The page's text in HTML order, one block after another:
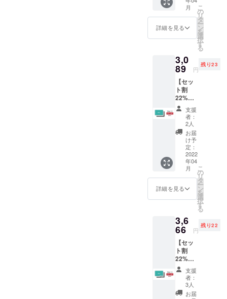
※超過し
ている
文字は
省略さ
くださ
い
の製品
保証あ
り ■備
考欄に
を記入
してく
ださい
※日本語
は最大
15文
字、英
語は最
大23文
字まで
印字可
能です
※超過し
ている
文字は
省略さ
れます
い
2,115円
（税
込・送
料込）
■３色か
みのカ
ラーを
お選び
くださ
い ■４
月中旬
を目安
にお届
けを予
定して
おりま
す ■製
品発送
日より
３ヶ月
の製品
保証あ
トした
い文字
を記入
してく
ださい
※日本語
は最大
15文
字、英
語は最
月
詳細を見る
こ
の
リ
タ
ー
ン
を
選
択
す
る
3,0
89 円
残り23
【セッ
ト割
22%OF
F】
Macy
カード
２枚
（印字
なし）
■価格：
3,089円
（税
込・送
料込）
■３色か
らお好
ラーを
お選び
くださ
い ■４
月中旬
を目安
にお届
けを予
定して
おりま
支援
者：
2人
お届
け予
定：
2022
年04
月
詳細を見る
こ
の
リ
タ
ー
ン
を
選
択
す
る
3,6
66 円
残り22
【セッ
ト割
22%OF
F】
Macy
カード
２枚
支援
者：
3人
お届